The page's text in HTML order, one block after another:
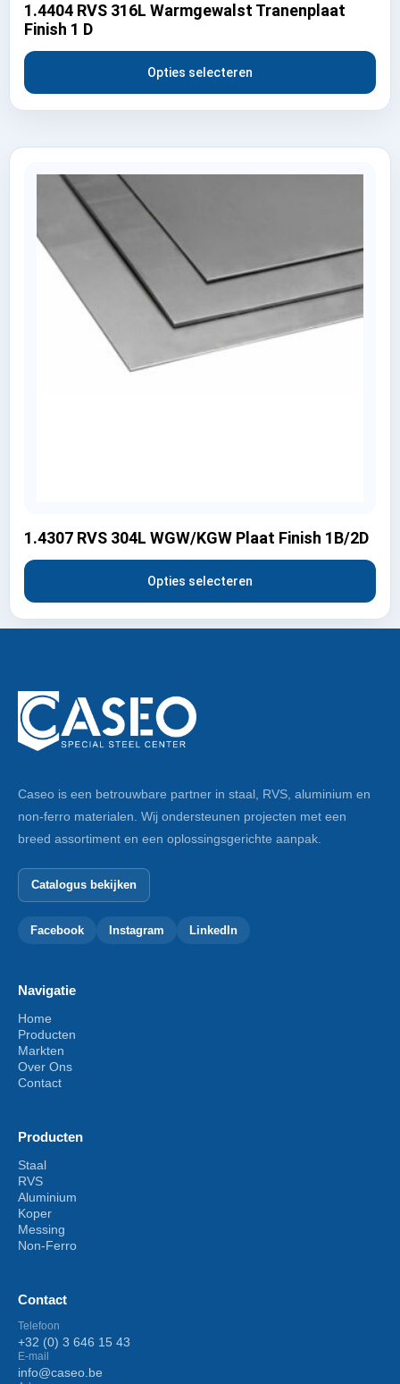
1.4404 RVS 316L Warmgewalst Tranenplaat
Finish 1 D
Opties selecteren
1.4307 RVS 304L WGW/KGW Plaat Finish 1B/2D
Opties selecteren
Caseo is een betrouwbare partner in staal, RVS, aluminium en
non-ferro materialen. Wij ondersteunen projecten met een
breed assortiment en een oplossingsgerichte aanpak.
Catalogus bekijken
Facebook Instagram LinkedIn
Navigatie
Home
Producten
Markten
Over Ons
Contact
Producten
Staal
RVS
Aluminium
Koper
Messing
Non-Ferro
Contact
Telefoon
+32 (0) 3 646 15 43
E-mail
info@caseo.be